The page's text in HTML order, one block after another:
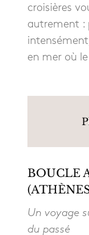
croisières
autrement :
en mer où
BOUCLE
Un voyage
du passé